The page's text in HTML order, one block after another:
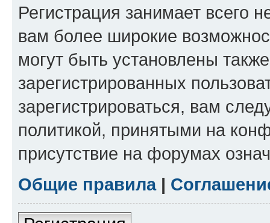
Регистрация занимает всего
вам более широкие
могут быть установлены
зарегистрированных
зарегистрироваться, вам
политикой, принятыми на
присутствие на форумах
Общие правила|